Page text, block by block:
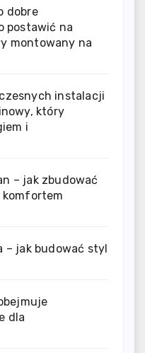
dobre
postawić na
montowany na
instalacji
który
i
– jak zbudować
komfortem
– jak budować styl
dla